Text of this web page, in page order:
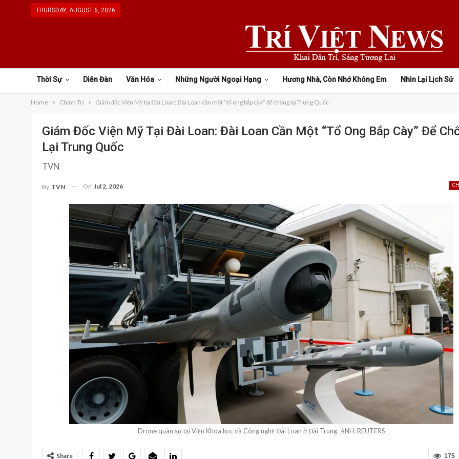
THURSDAY, AUGUST 6, 2026
Thời Sự Diễn Đàn Văn Hóa Những Người Ngoại Hạng Hương Nhà, Còn Nhớ Không Em Nhìn Lại Lịch Sử
Home Chính Trị Giám đốc Viện Mỹ tại Đài Loan: Đài Loan cần một “tổ ong bắp cày” để chống lại Trung Quốc
Giám Đốc Viện Mỹ Tại Đài Loan: Đài Loan Cần Một “tổ Ong Bắp Cày” Để
Lại Trung Quốc
TVN
By TVN On Jul 2, 2026
Drone quân sự tại Viện Khoa học và Công nghệ Đài Loan ở Đài Trung. ẢNH: REUTERS
175
Share